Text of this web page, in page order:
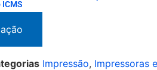
Impressão, Impressoras